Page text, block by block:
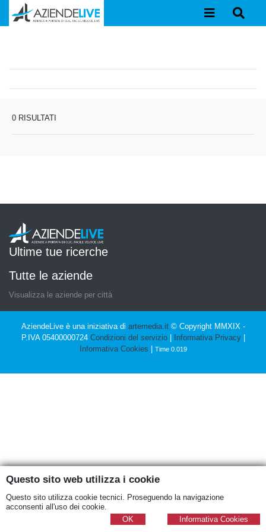
0 RISULTATI
Ultime tue ricerche
Tutte le aziende
Visualizza le aziende per città
AziendeLive è una iniziativa di artemedia.it© Copyright MMXIX -
P.IVA 05400000724 Condizioni del servizio| Informativa Privacy|
Informativa Cookies | Time 0.019
Questo sito web utilizza i cookie
Questo sito utilizza cookie tecnici. Proseguendo la navigazione
acconsenti all'uso dei cookie.
Informativa Cookies
OK